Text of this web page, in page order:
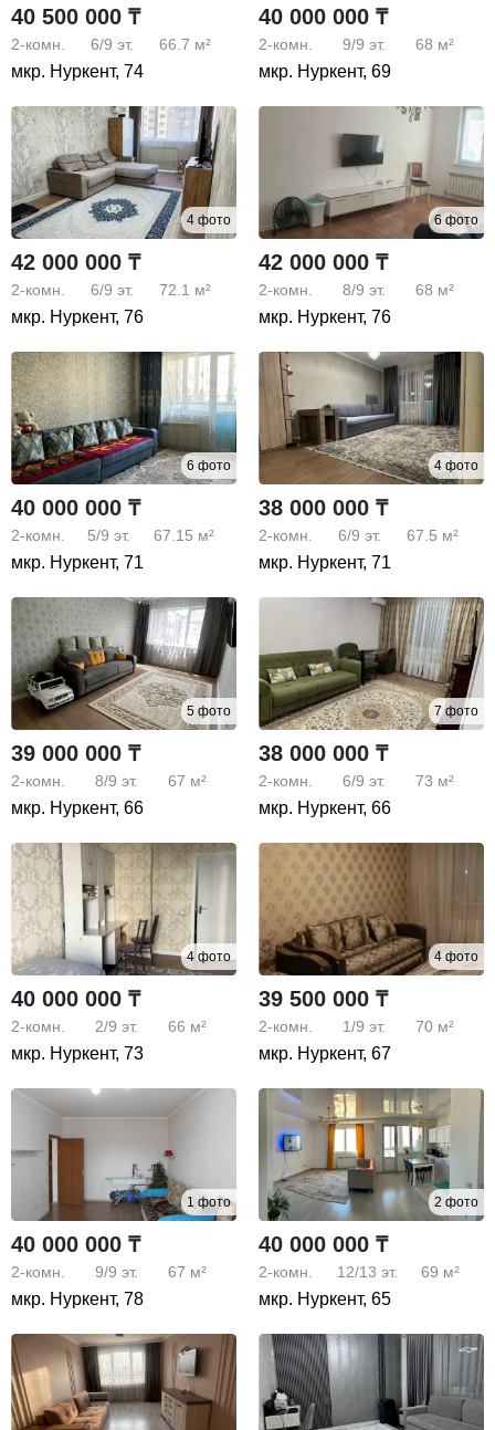
40 500 000 ₸
2-комн. 6/9 эт. 66.7 м²
мкр. Нуркент, 74
40 000 000 ₸
2-комн. 9/9 эт. 68 м²
мкр. Нуркент, 69
4 фото
42 000 000 ₸
2-комн. 6/9 эт. 72.1 м²
мкр. Нуркент, 76
6 фото
42 000 000 ₸
2-комн. 8/9 эт. 68 м²
мкр. Нуркент, 76
6 фото
40 000 000 ₸
2-комн. 5/9 эт. 67.15 м²
мкр. Нуркент, 71
4 фото
38 000 000 ₸
2-комн. 6/9 эт. 67.5 м²
мкр. Нуркент, 71
5 фото
39 000 000 ₸
2-комн. 8/9 эт. 67 м²
мкр. Нуркент, 66
7 фото
38 000 000 ₸
2-комн. 6/9 эт. 73 м²
мкр. Нуркент, 66
4 фото
40 000 000 ₸
2-комн. 2/9 эт. 66 м²
мкр. Нуркент, 73
4 фото
39 500 000 ₸
2-комн. 1/9 эт. 70 м²
мкр. Нуркент, 67
1 фото
40 000 000 ₸
2-комн. 9/9 эт. 67 м²
мкр. Нуркент, 78
2 фото
40 000 000 ₸
2-комн. 12/13 эт. 69 м²
мкр. Нуркент, 65